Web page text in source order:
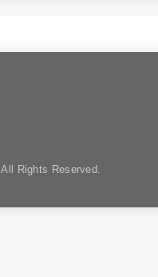
.All Rights Reserved.